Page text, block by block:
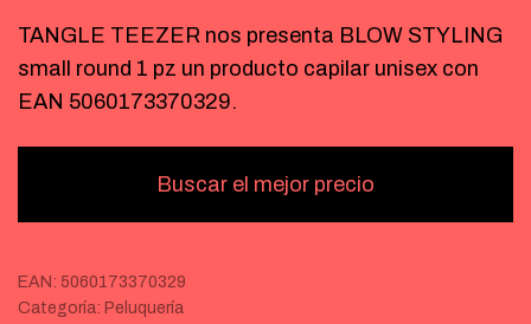
TANGLE TEEZER nos presenta BLOW STYLING
small round 1 pz un producto capilar unisex con
EAN 5060173370329.
Buscar el mejor precio
EAN: 5060173370329
Categoría: Peluquería